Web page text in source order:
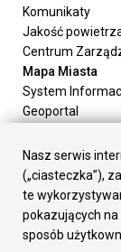
Komunikaty
Jakość
Centrum
Mapa Miasta
System
Geoportal
Załatw sprawę
Prezydent
Rada Miasta
Wydziały
Elektroniczna
Nasz serwis
(„ciasteczka”),
te
pokazujących
sposób